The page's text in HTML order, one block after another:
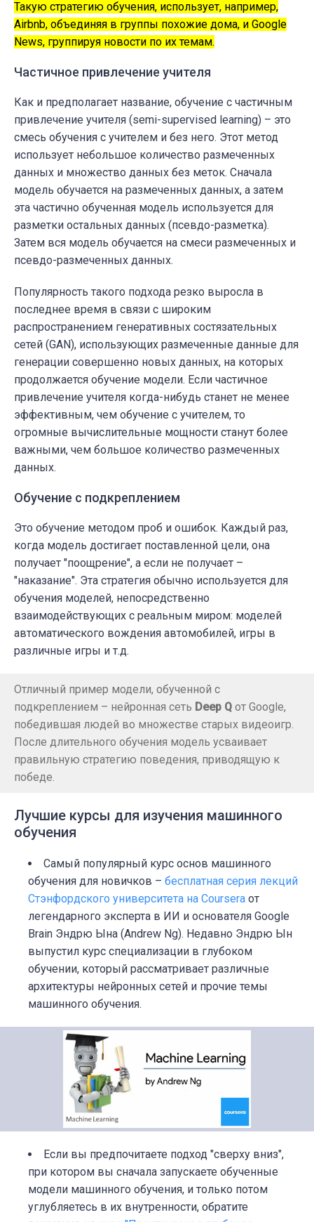
Такую стратегию обучения, использует, например,
Airbnb, объединяя в группы похожие дома, и Google
News, группируя новости по их темам.
Частичное привлечение учителя
Как и предполагает название, обучение с частичным
привлечение учителя (semi-supervised learning) – это
смесь обучения с учителем и без него. Этот метод
использует небольшое количество размеченных
данных и множество данных без меток. Сначала
модель обучается на размеченных данных, а затем
эта частично обученная модель используется для
разметки остальных данных (псевдо-разметка).
Затем вся модель обучается на смеси размеченных и
псевдо-размеченных данных.
Популярность такого подхода резко выросла в
последнее время в связи с широким
распространением генеративных состязательных
сетей (GAN), использующих размеченные данные для
генерации совершенно новых данных, на которых
продолжается обучение модели. Если частичное
привлечение учителя когда-нибудь станет не менее
эффективным, чем обучение с учителем, то
огромные вычислительные мощности станут более
важными, чем большое количество размеченных
данных.
Обучение с подкреплением
Это обучение методом проб и ошибок. Каждый раз,
когда модель достигает поставленной цели, она
получает "поощрение", а если не получает –
"наказание". Эта стратегия обычно используется для
обучения моделей, непосредственно
взаимодействующих с реальным миром: моделей
автоматического вождения автомобилей, игры в
различные игры и т.д.
Отличный пример модели, обученной с
подкреплением – нейронная сеть Deep Q от Google,
победившая людей во множестве старых видеоигр.
После длительного обучения модель усваивает
правильную стратегию поведения, приводящую к
победе.
Лучшие курсы для изучения машинного
обучения
Самый популярный курс основ машинного
обучения для новичков – бесплатная серия лекций
Стэнфордского университета на Coursera от
легендарного эксперта в ИИ и основателя Google
Brain Эндрю Ына (Andrew Ng). Недавно Эндрю Ын
выпустил курс специализации в глубоком
обучении, который рассматривает различные
архитектуры нейронных сетей и прочие темы
машинного обучения.
Если вы предпочитаете подход "сверху вниз",
при котором вы сначала запускаете обученные
модели машинного обучения, и только потом
углубляетесь в их внутренности, обратите